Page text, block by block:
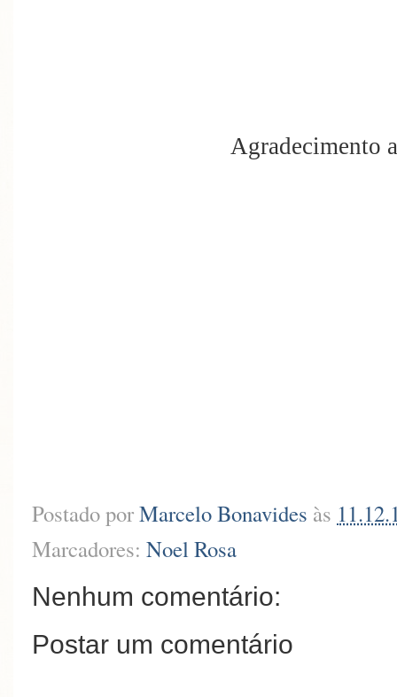
Agradecimento
Postado porMarcelo Bonavides às
Marcadores: Noel Rosa
Nenhum comentário:
Postar um comentário